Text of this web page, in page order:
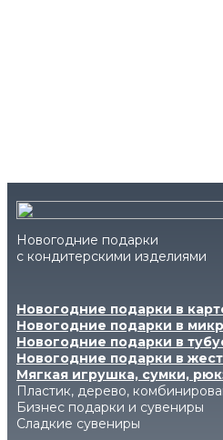
Новогодние подарки
с кондитерскими изделиями
Новогодние подарки в
Новогодние подарки в
Новогодние подарки в
Новогодние подарки в
Мягкая игрушка, сумки,
Пластик, дерево,
Бизнес подарки и сувениры
Сладкие сувениры